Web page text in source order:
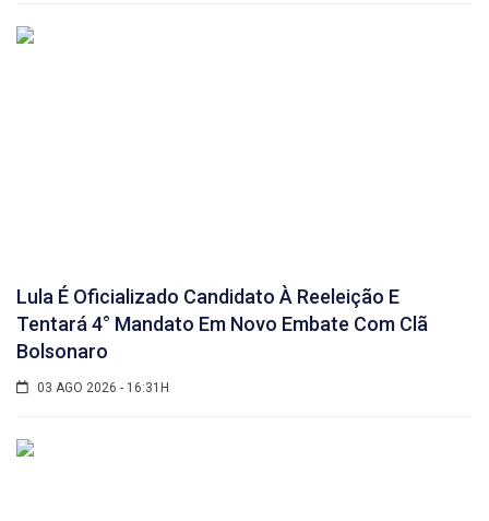
Lula É Oficializado Candidato À Reeleição E
Tentará 4° Mandato Em Novo Embate Com Clã
Bolsonaro
03 AGO 2026 - 16:31H